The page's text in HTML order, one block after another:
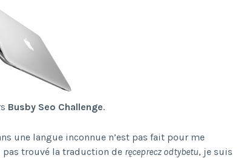
Busby Seo Challenge.
une langue inconnue n’est pas fait pour me
pas trouvé la traduction de ręceprecz odtybetu, je suis